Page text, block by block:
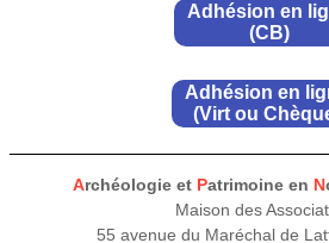
Adhésion en
(CB)
Adhésion en
(Virt ou
Archéologie et Patrimoine en N
Maison des
55 avenue du Maréchal de